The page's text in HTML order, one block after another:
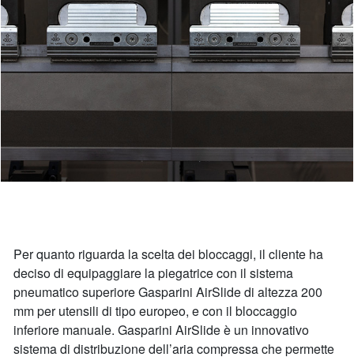
Per quanto riguarda la scelta dei bloccaggi, il cliente ha
deciso di equipaggiare la piegatrice con il sistema
pneumatico superiore Gasparini AirSlide di altezza 200
mm per utensili di tipo europeo, e con il bloccaggio
inferiore manuale. Gasparini AirSlide è un innovativo
sistema di distribuzione dell’aria compressa che permette